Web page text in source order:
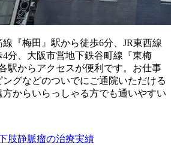
『梅田』駅から徒歩6分、JR東西線
4分、大阪市営地下鉄谷町線『東梅
駅からアクセスが便利です。お仕事
グなどのついでにご通院いただける
からいらっしゃる方でも通いやすい
肢静脈瘤の治療実績